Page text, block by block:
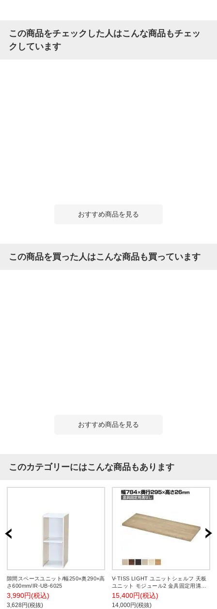
この商品をチェックした人はこんな商品もチェッ
クしています
おすすめ商品を見る
この商品を買った人はこんな商品も買っています
おすすめ商品を見る
このカテゴリーにはこんな商品もあります
隙間スペースユニット/幅250×奥290×高
さ600mm/IR-UB-6025
3,990円(税込)
3,628円(税抜)
V-TISS LIGHT ユニットシェルフ 天板
ユニット モジュール2 金具固定用溝な
し 幅784×奥行295×高さ26mm
15,400円(税込)
14,000円(税抜)